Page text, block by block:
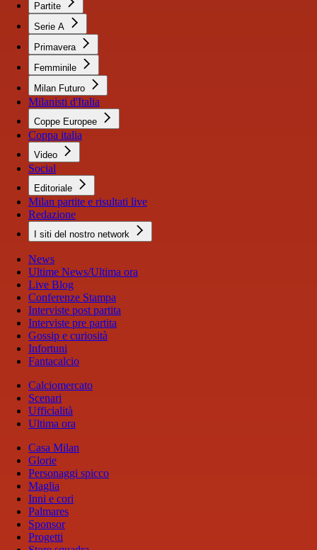
Partite
Serie A
Primavera
Femminile
Milan Futuro
Milanisti d'Italia
Coppe Europee
Coppa italia
Video
Social
Editoriale
Milan partite e risultati live
Redazione
I siti del nostro network
News
Ultime News/Ultima ora
Live Blog
Conferenze Stampa
Interviste post partita
Interviste pre partita
Gossip e curiosità
Infortuni
Fantacalcio
Calciomercato
Scenari
Ufficialità
Ultima ora
Casa Milan
Glorie
Personaggi spicco
Maglia
Inni e cori
Palmares
Sponsor
Progetti